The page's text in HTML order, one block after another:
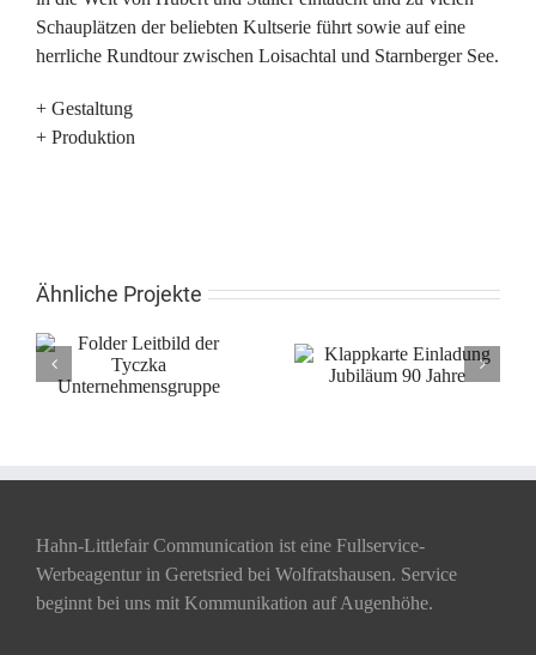
Schauplätzen der beliebten Kultserie führt sowie auf eine
herrliche Rundtour zwischen Loisachtal und Starnberger See.
+ Gestaltung
+ Produktion
Ähnliche Projekte
Klappkarte Einladung
Folder Advantech-DLoG
Hahn-Littlefair Communication ist eine Fullservice-
Werbeagentur in Geretsried bei Wolfratshausen. Service
beginnt bei uns mit Kommunikation auf Augenhöhe.